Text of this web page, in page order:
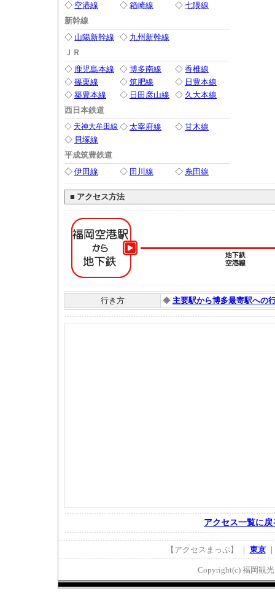
◇ 空港線 ◇ 箱崎線 ◇ 七隈線
新幹線
◇ 山陽新幹線 ◇ 九州新幹線
ＪＲ
◇ 鹿児島本線 ◇ 博多南線 ◇ 香椎線
◇ 篠栗線 ◇ 筑肥線 ◇ 日豊本線
◇ 築豊本線 ◇ 日田彦山線 ◇ 久大本線
西日本鉄道
◇ 天神大牟田線 ◇ 太宰府線 ◇ 甘木線
◇ 貝塚線
平成筑豊鉄道
◇ 伊田線 ◇ 田川線 ◇ 糸田線
■ アクセス方法
行き方 ◆ 主要駅から博多最寄駅への
アクセス一覧に戻
【アクセスまっぷ】 ｜ 東京｜
Copyright(c) 福岡観